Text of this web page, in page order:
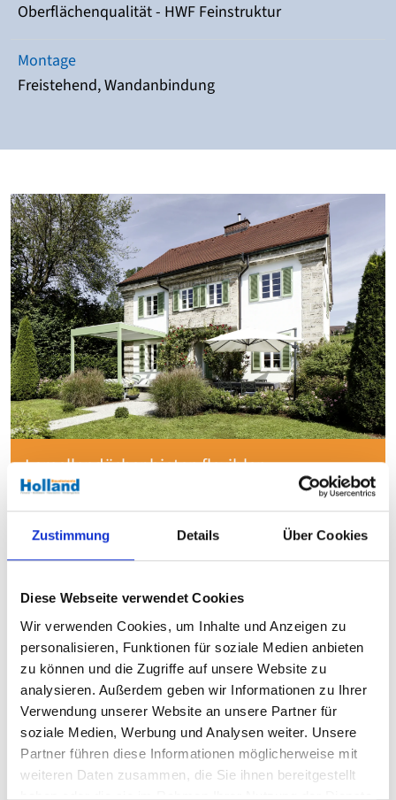
Zustimmung Details Über Cookies
Diese Webseite verwendet Cookies
Wir verwenden Cookies, um Inhalte und Anzeigen zu
personalisieren, Funktionen für soziale Medien anbieten
zu können und die Zugriffe auf unsere Website zu
analysieren. Außerdem geben wir Informationen zu Ihrer
Verwendung unserer Website an unsere Partner für
soziale Medien, Werbung und Analysen weiter. Unsere
Partner führen diese Informationen möglicherweise mit
weiteren Daten zusammen, die Sie ihnen bereitgestellt
haben oder die sie im Rahmen Ihrer Nutzung der Dienste
Oberflächenqualität - HWF Feinstruktur
Montage
Freistehend, Wandanbindung
Lamellendächer bieten flexiblen
Sonnenschutz und schaffen eine angenehme
Wohlfühlatmosphäre im Freien.